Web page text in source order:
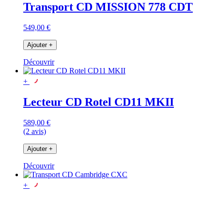
Transport CD MISSION 778 CDT
549,00 €
Ajouter +
Découvrir
+
Lecteur CD Rotel CD11 MKII
589,00 €
(2 avis)
Ajouter +
Découvrir
+